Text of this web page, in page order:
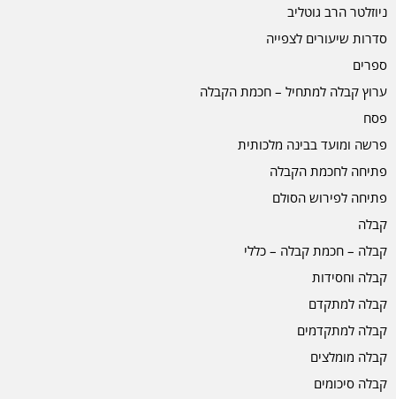
ניוזלטר הרב גוטליב
סדרות שיעורים לצפייה
ספרים
ערוץ קבלה למתחיל – חכמת הקבלה
פסח
פרשה ומועד בבינה מלכותית
פתיחה לחכמת הקבלה
פתיחה לפירוש הסולם
קבלה
קבלה – חכמת קבלה – כללי
קבלה וחסידות
קבלה למתקדם
קבלה למתקדמים
קבלה מומלצים
קבלה סיכומים